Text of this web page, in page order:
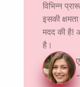
विभिन्न
इसकी
मदद की है!
है।